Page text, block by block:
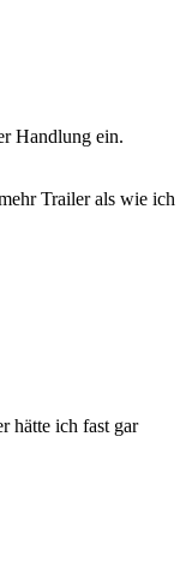
Handlung ein.
Trailer als wie ich
hätte ich fast gar